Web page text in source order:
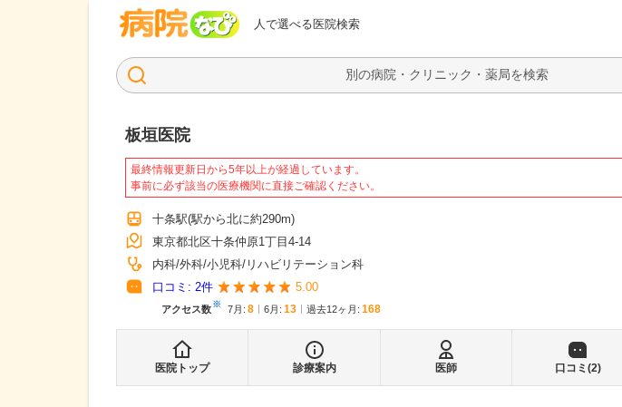
人で選べる医院検索
病院なび
検索
板垣医院
最終情報更新日から5年以上が経過しています。
事前に必ず該当の医療機関に直接ご確認ください。
十条駅(駅から北に約290m)
東京都北区十条仲原1丁目4-14
内科 外科 小児科 リハビリテーション科
口コミ: 2件 5.00
アクセス数※ 7月 : 8 6月 : 13 過去12ヶ月: 168
医院トップ 診療案内 医師 口コミ(2)